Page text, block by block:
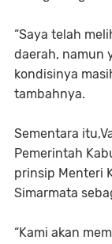
“Saya telah
daerah, namun
kondisinya
tambahnya.
Sementara
Pemerintah
prinsip Menteri
Simarmata
“Kami akan